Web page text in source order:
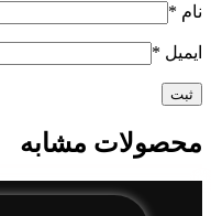
نام *
ایمیل *
محصولات مشابه